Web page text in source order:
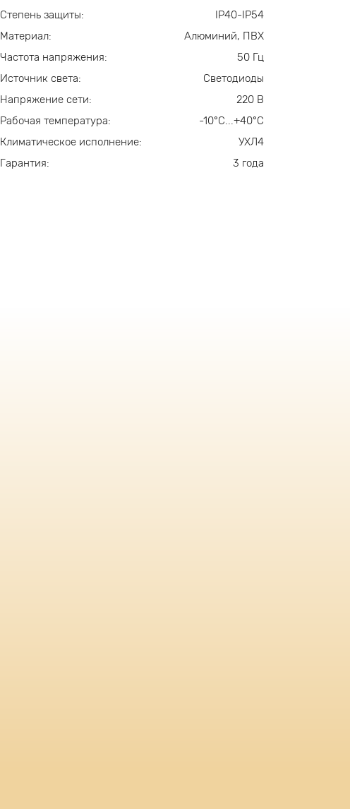
Степень защиты:
IP40-IP54
Материал:
Алюминий, ПВХ
Частота напряжения:
50 Гц
Источник света:
Светодиоды
Напряжение сети:
220 В
Рабочая температура:
-10°С...+40°С
Климатическое исполнение:
УХЛ4
Гарантия:
3 года